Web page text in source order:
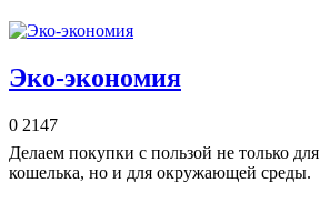
Эко-экономия
0 2147
Делаем покупки с пользой не только для
кошелька, но и для окружающей среды.